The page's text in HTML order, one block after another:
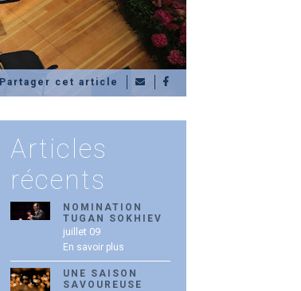
Partager cet article
Articles
récents
NOMINATION
TUGAN SOKHIEV
juillet 09
En savoir plus
UNE SAISON
SAVOUREUSE